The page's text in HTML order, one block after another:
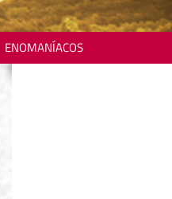
ENOMANÍACOS